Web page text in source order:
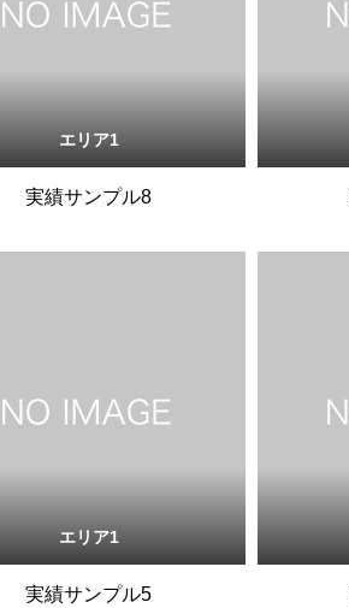
エリア1
実績サンプル8
エリア1
実績サンプル5